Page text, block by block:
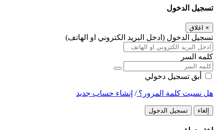
تسجيل الدخول
× اغلاق
تسجيل الدخول (ادخل البريد الكتروني او الهاتف)
كلمه السر
أبق تسجيل دخولي
هل نسيت كلمة المرور؟/ إنشاء حساب جديد
إلغاء تسجيل الدخول